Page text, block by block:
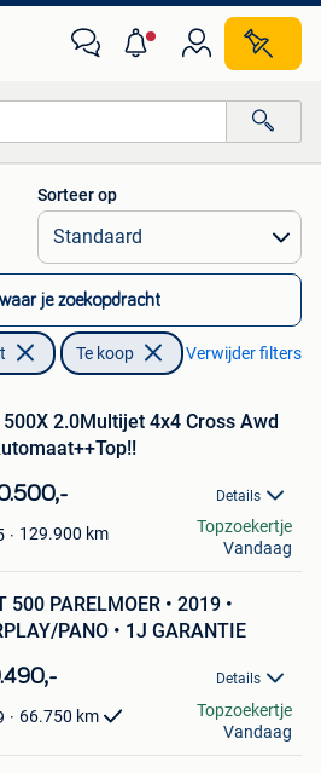
afstanden…
Sorteer op
je zoekopdracht
Te koop Verwijder filters
500X 2.0Multijet 4x4 Cross Awd
Details
129.900 km
Topzoekertje
Vandaag
500 PARELMOER • 2019 •
PANO • 1J GARANTIE
Details
66.750 km
Topzoekertje
Vandaag